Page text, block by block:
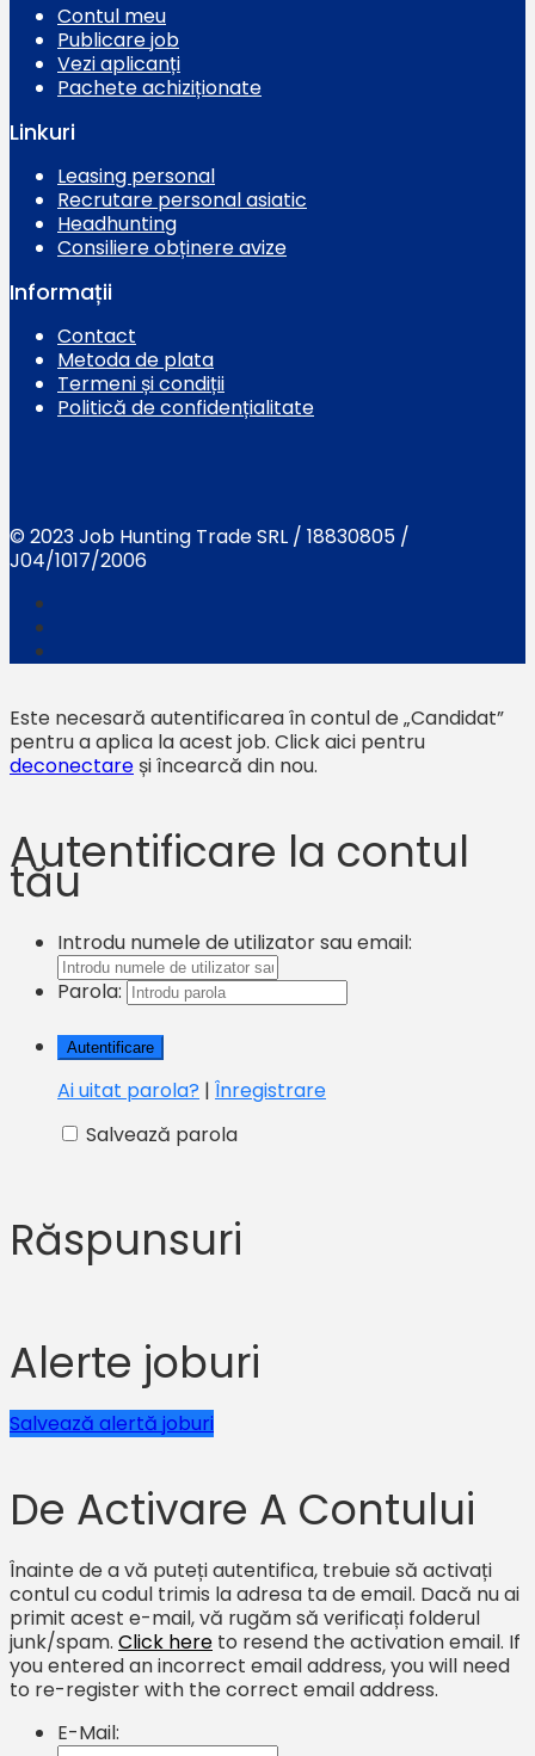
Contul meu
Publicare job
Vezi aplicanți
Pachete achiziționate
Linkuri
Leasing personal
Recrutare personal asiatic
Headhunting
Consiliere obținere avize
Informații
Contact
Metoda de plata
Termeni și condiții
Politică de confidențialitate
© 2023 Job Hunting Trade SRL / 18830805 /
J04/1017/2006
Este necesară autentificarea în contul de „Candidat”
pentru a aplica la acest job. Click aici pentru
deconectare și încearcă din nou.
Autentificare la contul
tău
Introdu numele de utilizator sau email:
Parola:
Ai uitat parola? | Înregistrare
Salvează parola
Răspunsuri
Alerte joburi
Salvează alertă joburi
De Activare A Contului
Înainte de a vă puteți autentifica, trebuie să activați
contul cu codul trimis la adresa ta de email. Dacă nu ai
primit acest e-mail, vă rugăm să verificați folderul
junk/spam. Click here to resend the activation email. If
you entered an incorrect email address, you will need
to re-register with the correct email address.
E-Mail: